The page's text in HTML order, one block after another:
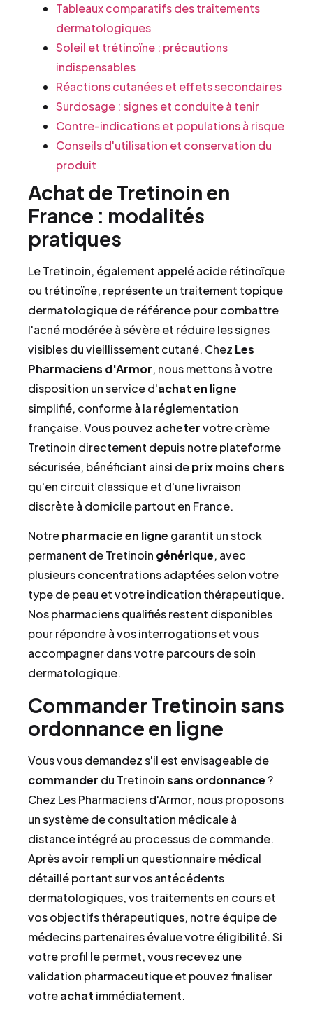
Tableaux comparatifs des traitements
dermatologiques
Soleil et trétinoïne : précautions
indispensables
Réactions cutanées et effets secondaires
Surdosage : signes et conduite à tenir
Contre-indications et populations à risque
Conseils d'utilisation et conservation du
produit
Achat de Tretinoin en
France : modalités
pratiques
Le Tretinoin, également appelé acide rétinoïque
ou trétinoïne, représente un traitement topique
dermatologique de référence pour combattre
l'acné modérée à sévère et réduire les signes
visibles du vieillissement cutané. Chez Les
Pharmaciens d'Armor, nous mettons à votre
disposition un service d'achat en ligne
simplifié, conforme à la réglementation
française. Vous pouvez achetervotre crème
Tretinoin directement depuis notre plateforme
sécurisée, bénéficiant ainsi deprix moins chers
qu'en circuit classique et d'une livraison
discrète à domicile partout en France.
Notrepharmacie en ligne garantit un stock
permanent de Tretinoin générique, avec
plusieurs concentrations adaptées selon votre
type de peau et votre indication thérapeutique.
Nos pharmaciens qualifiés restent disponibles
pour répondre à vos interrogations et vous
accompagner dans votre parcours de soin
dermatologique.
Commander Tretinoin sans
ordonnance en ligne
Vous vous demandez s'il est envisageable de
commander du Tretinoinsans ordonnance ?
Chez Les Pharmaciens d'Armor, nous proposons
un système de consultation médicale à
distance intégré au processus de commande.
Après avoir rempli un questionnaire médical
détaillé portant sur vos antécédents
dermatologiques, vos traitements en cours et
vos objectifs thérapeutiques, notre équipe de
médecins partenaires évalue votre éligibilité. Si
votre profil le permet, vous recevez une
validation pharmaceutique et pouvez finaliser
votreachat immédiatement.